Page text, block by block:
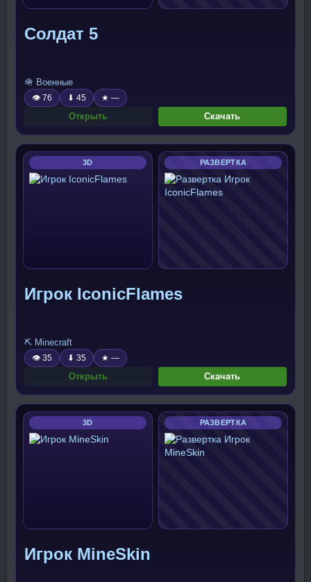
Солдат 5
🪖 Военные
👁 76 ⬇ 45 ★ —
Открыть Скачать
3D РАЗВЕРТКА
Игрок IconicFlames
⛏️ Minecraft
👁 35 ⬇ 35 ★ —
Открыть Скачать
3D РАЗВЕРТКА
Игрок MineSkin